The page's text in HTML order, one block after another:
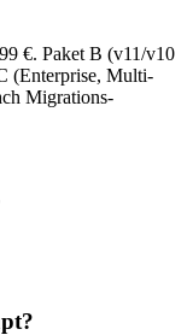
€. Paket B (v11/v10
(Enterprise, Multi-
Migrations-